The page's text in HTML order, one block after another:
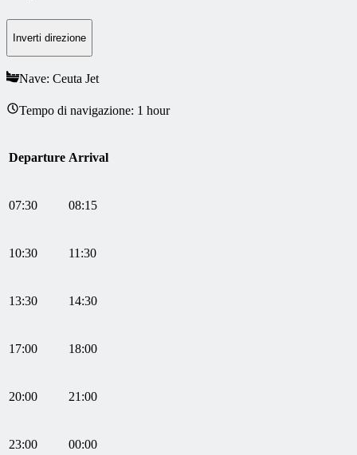
Inverti direzione
Nave: Ceuta Jet
Tempo di navigazione: 1 hour
Departure Arrival
07:30 08:15
10:30 11:30
13:30 14:30
17:00 18:00
20:00 21:00
23:00 00:00